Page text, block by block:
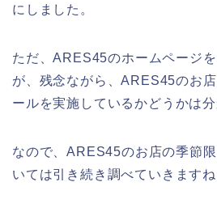
にしました。
ただ、ARES45のホームページ
が、残念ながら、ARES45のお
ールを実施しているかどうかは
なので、ARES45のお店の季節
いては引き続き調べていきますね